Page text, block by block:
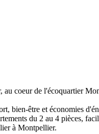
coeur de l'écoquartier
bien-être et économies
du 2 au 4 pièces,
à Montpellier.